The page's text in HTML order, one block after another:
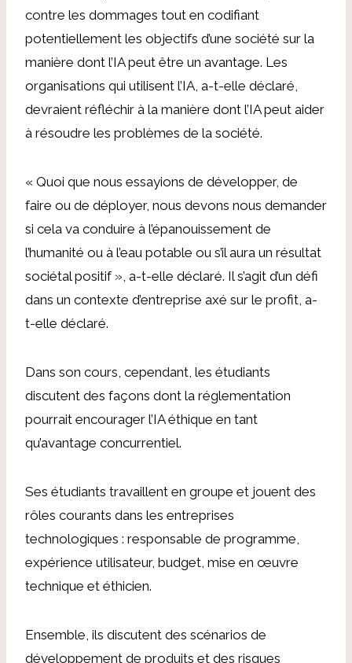
contre les dommages tout en codifiant
potentiellement les objectifs d’une société sur la
manière dont l’IA peut être un avantage. Les
organisations qui utilisent l’IA, a-t-elle déclaré,
devraient réfléchir à la manière dont l’IA peut aider
à résoudre les problèmes de la société.
« Quoi que nous essayions de développer, de
faire ou de déployer, nous devons nous demander
si cela va conduire à l’épanouissement de
l’humanité ou à l’eau potable ou s’il aura un résultat
sociétal positif », a-t-elle déclaré. Il s’agit d’un défi
dans un contexte d’entreprise axé sur le profit, a-
t-elle déclaré.
Dans son cours, cependant, les étudiants
discutent des façons dont la réglementation
pourrait encourager l’IA éthique en tant
qu’avantage concurrentiel.
Ses étudiants travaillent en groupe et jouent des
rôles courants dans les entreprises
technologiques : responsable de programme,
expérience utilisateur, budget, mise en œuvre
technique et éthicien.
Ensemble, ils discutent des scénarios de
développement de produits et des risques